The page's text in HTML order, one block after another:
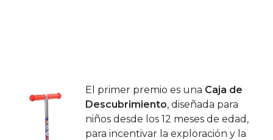
El primer premio es una Caja de
Descubrimiento, diseñada para
niños desde los 12 meses de edad,
para incentivar la exploración y la